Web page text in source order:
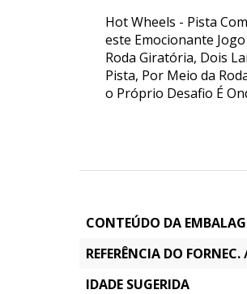
Hot Wheels - Pista
este Emocionante
Roda Giratória, Dois
Pista, Por Meio da
o Próprio Desafio É
CONTEÚDO DA
REFERÊNCIA DO
IDADE SUGERIDA